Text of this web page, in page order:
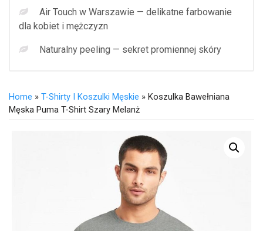
Air Touch w Warszawie — delikatne farbowanie
dla kobiet i mężczyzn
Naturalny peeling — sekret promiennej skóry
Home » T-Shirty I Koszulki Męskie » Koszulka Bawełniana
Męska Puma T-Shirt Szary Melanż